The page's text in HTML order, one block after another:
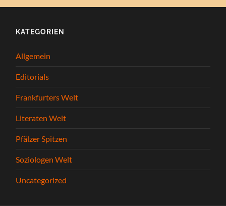
KATEGORIEN
Allgemein
Editorials
Frankfurters Welt
Literaten Welt
Pfälzer Spitzen
Soziologen Welt
Uncategorized